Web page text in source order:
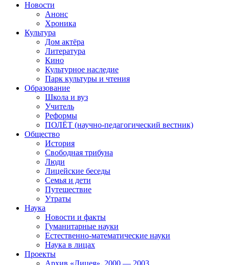
Новости
Анонс
Хроника
Культура
Дом актёра
Литература
Кино
Культурное наследие
Парк культуры и чтения
Образование
Школа и вуз
Учитель
Реформы
ПОЛЁТ (научно-педагогический вестник)
Общество
История
Свободная трибуна
Люди
Лицейские беседы
Семья и дети
Путешествие
Утраты
Наука
Новости и факты
Гуманитарные науки
Естественно-математические науки
Наука в лицах
Проекты